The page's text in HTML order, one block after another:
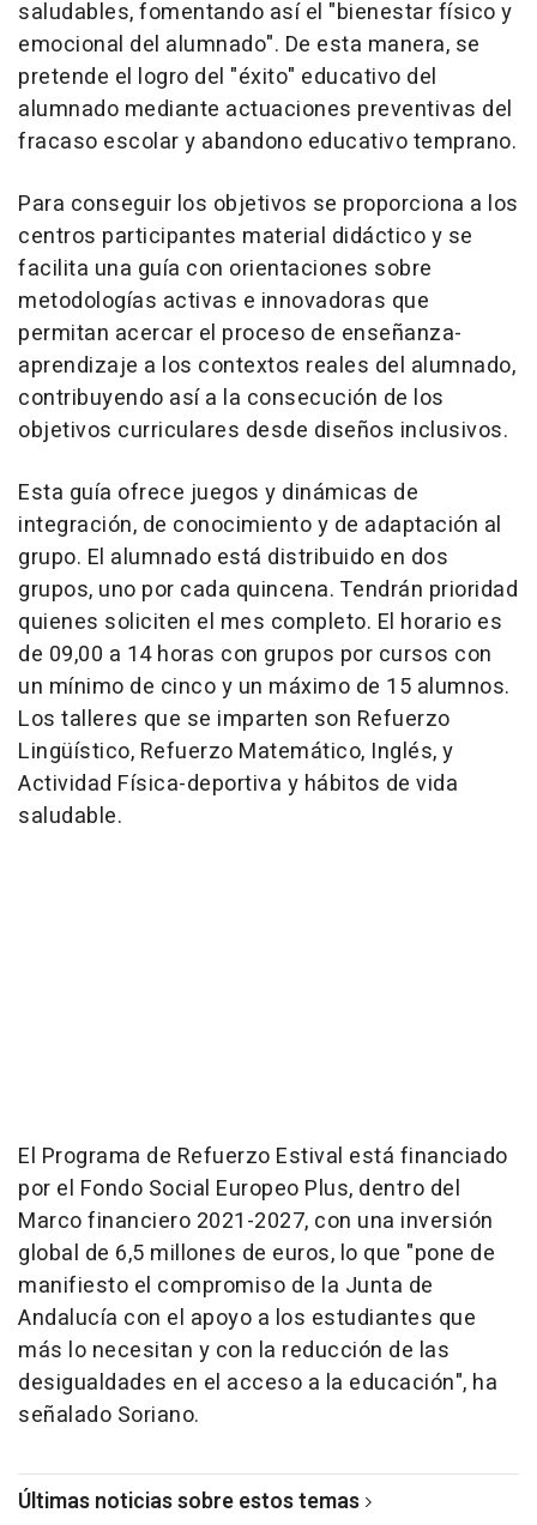
saludables, fomentando así el "bienestar físico y
emocional del alumnado". De esta manera, se
pretende el logro del "éxito" educativo del
alumnado mediante actuaciones preventivas del
fracaso escolar y abandono educativo temprano.
Para conseguir los objetivos se proporciona a los
centros participantes material didáctico y se
facilita una guía con orientaciones sobre
metodologías activas e innovadoras que
permitan acercar el proceso de enseñanza-
aprendizaje a los contextos reales del alumnado,
contribuyendo así a la consecución de los
objetivos curriculares desde diseños inclusivos.
Esta guía ofrece juegos y dinámicas de
integración, de conocimiento y de adaptación al
grupo. El alumnado está distribuido en dos
grupos, uno por cada quincena. Tendrán prioridad
quienes soliciten el mes completo. El horario es
de 09,00 a 14 horas con grupos por cursos con
un mínimo de cinco y un máximo de 15 alumnos.
Los talleres que se imparten son Refuerzo
Lingüístico, Refuerzo Matemático, Inglés, y
Actividad Física-deportiva y hábitos de vida
saludable.
El Programa de Refuerzo Estival está financiado
por el Fondo Social Europeo Plus, dentro del
Marco financiero 2021-2027, con una inversión
global de 6,5 millones de euros, lo que "pone de
manifiesto el compromiso de la Junta de
Andalucía con el apoyo a los estudiantes que
más lo necesitan y con la reducción de las
desigualdades en el acceso a la educación", ha
señalado Soriano.
Últimas noticias sobre estos temas